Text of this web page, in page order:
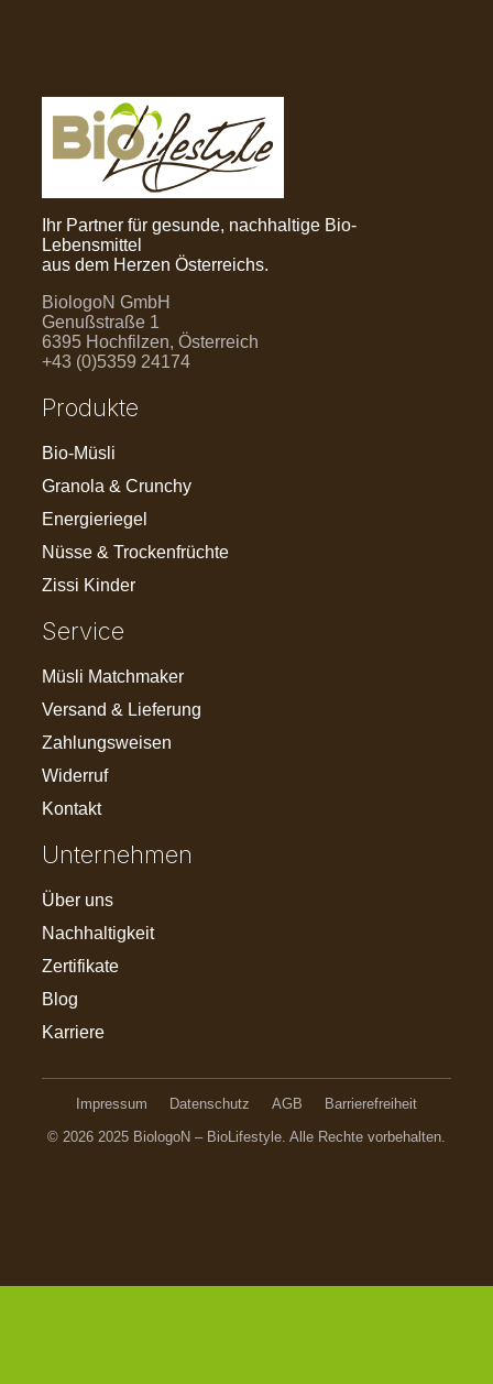
Ihr Partner für gesunde, nachhaltige Bio-
Lebensmittel
aus dem Herzen Österreichs.
BiologoN GmbH
Genußstraße 1
6395 Hochfilzen, Österreich
+43 (0)5359 24174
Produkte
Bio-Müsli
Granola & Crunchy
Energieriegel
Nüsse & Trockenfrüchte
Zissi Kinder
Service
Müsli Matchmaker
Versand & Lieferung
Zahlungsweisen
Widerruf
Kontakt
Unternehmen
Über uns
Nachhaltigkeit
Zertifikate
Blog
Karriere
Impressum Datenschutz AGB
Barrierefreiheit
© 2026 2025 BiologoN – BioLifestyle. Alle Rechte vorbehalten.